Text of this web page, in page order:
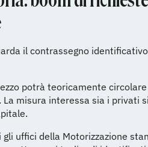
il contrassegno
potrà teoricamente
misura interessa sia i privati
uffici della Motorizzazione